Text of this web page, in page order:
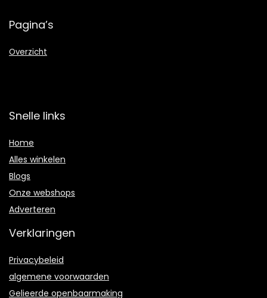
Pagina’s
Overzicht
Snelle links
Home
Alles winkelen
Blogs
Onze webshops
Adverteren
Verklaringen
Privacybeleid
algemene voorwaarden
Gelieerde openbaarmaking